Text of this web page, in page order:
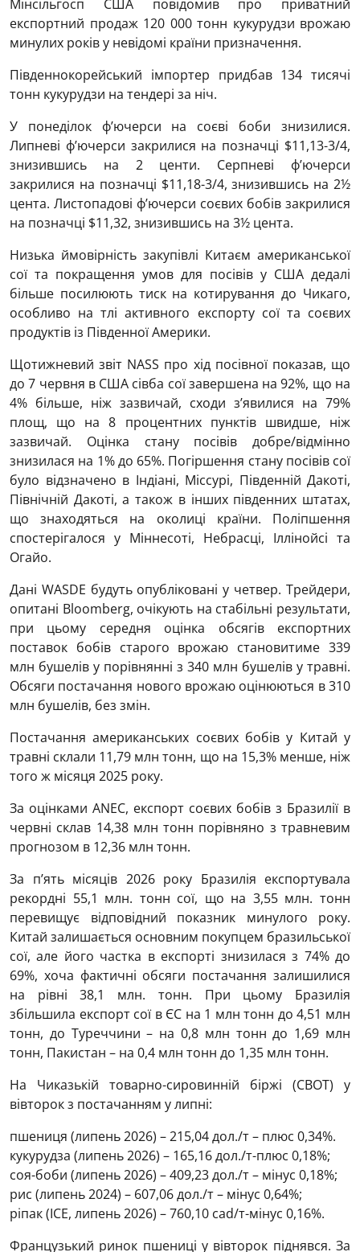
Мінсільгосп США повідомив про приватний
експортний продаж 120 000 тонн кукурудзи врожаю
минулих років у невідомі країни призначення.
Південнокорейський імпортер придбав 134 тисячі
тонн кукурудзи на тендері за ніч.
У понеділок ф’ючерси на соєві боби знизилися.
Липневі ф’ючерси закрилися на позначці $11,13-3/4,
знизившись на 2 центи. Серпневі ф’ючерси
закрилися на позначці $11,18-3/4, знизившись на 2½
цента. Листопадові ф’ючерси соєвих бобів закрилися
на позначці $11,32, знизившись на 3½ цента.
Низька ймовірність закупівлі Китаєм американської
сої та покращення умов для посівів у США дедалі
більше посилюють тиск на котирування до Чикаго,
особливо на тлі активного експорту сої та соєвих
продуктів із Південної Америки.
Щотижневий звіт NASS про хід посівної показав, що
до 7 червня в США сівба сої завершена на 92%, що на
4% більше, ніж зазвичай, сходи з’явилися на 79%
площ, що на 8 процентних пунктів швидше, ніж
зазвичай. Оцінка стану посівів добре/відмінно
знизилася на 1% до 65%. Погіршення стану посівів сої
було відзначено в Індіані, Міссурі, Південній Дакоті,
Північній Дакоті, а також в інших південних штатах,
що знаходяться на околиці країни. Поліпшення
спостерігалося у Міннесоті, Небрасці, Іллінойсі та
Огайо.
Дані WASDE будуть опубліковані у четвер. Трейдери,
опитані Bloomberg, очікують на стабільні результати,
при цьому середня оцінка обсягів експортних
поставок бобів старого врожаю становитиме 339
млн бушелів у порівнянні з 340 млн бушелів у травні.
Обсяги постачання нового врожаю оцінюються в 310
млн бушелів, без змін.
Постачання американських соєвих бобів у Китай у
травні склали 11,79 млн тонн, що на 15,3% менше, ніж
того ж місяця 2025 року.
За оцінками ANEC, експорт соєвих бобів з Бразилії в
червні склав 14,38 млн тонн порівняно з травневим
прогнозом в 12,36 млн тонн.
За п’ять місяців 2026 року Бразилія експортувала
рекордні 55,1 млн. тонн сої, що на 3,55 млн. тонн
перевищує відповідний показник минулого року.
Китай залишається основним покупцем бразильської
сої, але його частка в експорті знизилася з 74% до
69%, хоча фактичні обсяги постачання залишилися
на рівні 38,1 млн. тонн. При цьому Бразилія
збільшила експорт сої в ЄС на 1 млн тонн до 4,51 млн
тонн, до Туреччини – на 0,8 млн тонн до 1,69 млн
тонн, Пакистан – на 0,4 млн тонн до 1,35 млн тонн.
На Чиказькій товарно-сировинній біржі (CBOT) у
вівторок з постачанням у липні:
пшениця (липень 2026) – 215,04 дол./т – плюс 0,34%.
кукурудза (липень 2026) – 165,16 дол./т-плюс 0,18%;
соя-боби (липень 2026) – 409,23 дол./т – мінус 0,18%;
рис (липень 2024) – 607,06 дол./т – мінус 0,64%;
ріпак (ICE, липень 2026) – 760,10 cad/т-мінус 0,16%.
Французький ринок пшениці у вівторок піднявся. За